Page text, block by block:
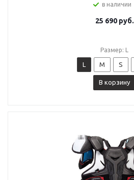
в наличии
25 690руб.
Размер: L
L M S
В корзину